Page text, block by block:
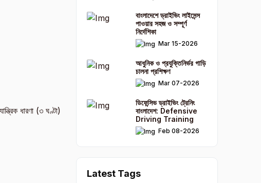
ধারণা (৩ ঘণ্টা)
বাংলাদেশে ড্রাইভিং লাইসেন্স
পাওয়ার সহজ ও সম্পূর্ণ
নির্দেশিকা
Mar 15-2026
আধুনিক ও প্রযুক্তিনির্ভর গাড়ি
চালনা প্রশিক্ষণ
Mar 07-2026
ডিফেন্সিভ ড্রাইভিং ট্রেনিং
বাংলাদেশ: Defensive
Driving Training
Feb 08-2026
Latest Tags